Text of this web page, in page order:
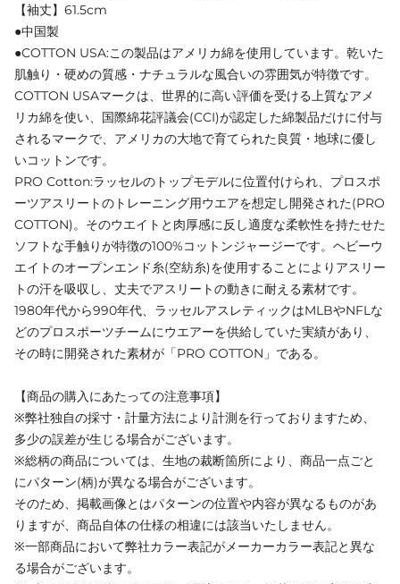
【袖丈】61.5cm
●中国製
●COTTON USA:この製品はアメリカ綿を使用しています。乾いた
肌触り・硬めの質感・ナチュラルな風合いの雰囲気が特徴です。
COTTON USAマークは、世界的に高い評価を受ける上質なアメ
リカ綿を使い、国際綿花評議会(CCI)が認定した綿製品だけに付与
されるマークで、アメリカの大地で育てられた良質・地球に優し
いコットンです。
PRO Cotton:ラッセルのトップモデルに位置付けられ、プロスポ
ーツアスリートのトレーニング用ウエアを想定し開発された(PRO
COTTON)。そのウエイトと肉厚感に反し適度な柔軟性を持たせた
ソフトな手触りが特徴の100%コットンジャージーです。ヘビーウ
エイトのオープンエンド糸(空紡糸)を使用することによりアスリー
トの汗を吸収し、丈夫でアスリートの動きに耐える素材です。
1980年代から990年代、ラッセルアスレティックはMLBやNFLな
どのプロスポーツチームにウエアーを供給していた実績があり、
その時に開発された素材が「PRO COTTON」である。
【商品の購入にあたっての注意事項】
※弊社独自の採寸・計量方法により計測を行っておりますため、
多少の誤差が生じる場合がございます。
※総柄の商品については、生地の裁断箇所により、商品一点ごと
にパターン(柄)が異なる場合がございます。
そのため、掲載画像とはパターンの位置や内容が異なるものがあ
りますが、商品自体の仕様の相違には該当いたしません。
※一部商品において弊社カラー表記がメーカーカラー表記と異な
る場合がございます。